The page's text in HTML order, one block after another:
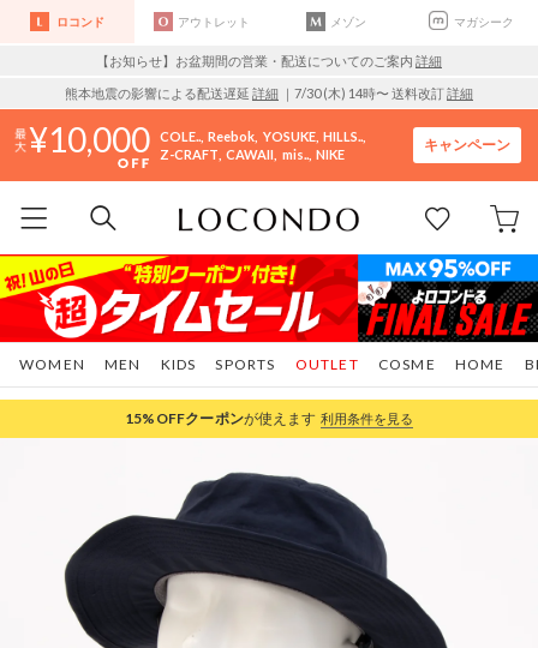
ロコンド アウトレット メゾン マガシーク
【お知らせ】お盆期間の営業・配送についてのご案内 詳細
熊本地震の影響による配送遅延 詳細 ｜7/30 (木) 14時〜 送料改訂詳細
10,000 COLE.. Reebok YOSUKE HILLS..
Z-CRAFT CAWAII mis.. NIKE
キャンペーン
WOMEN MEN KIDS SPORTS COSME HOME
OUTLET
15%OFFクーポンが使えます 利用条件を見る